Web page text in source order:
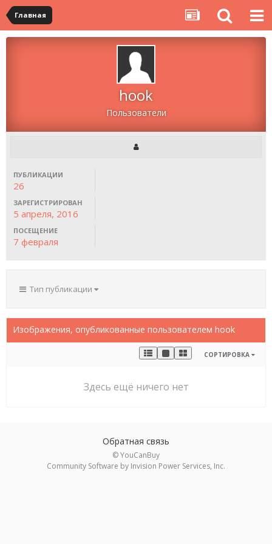
Главная
hook
Пользователи
ПУБЛИКАЦИИ
26
ЗАРЕГИСТРИРОВАН
5 апреля, 2016
ПОСЕЩЕНИЕ
7 февраля
Тип публикации
Изображения, опубликованные пользователем hook
СОРТИРОВКА
Здесь ещё ничего нет
Обратная связь
© YouCanBuy
Community Software by Invision Power Services, Inc.